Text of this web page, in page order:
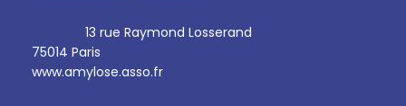
13 rue Raymond Losserand
75014 Paris
www.amylose.asso.fr